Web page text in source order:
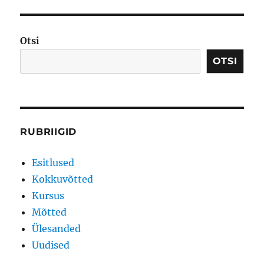
Otsi
OTSI
RUBRIIGID
Esitlused
Kokkuvõtted
Kursus
Mõtted
Ülesanded
Uudised